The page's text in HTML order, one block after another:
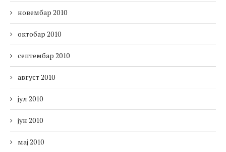
новембар 2010
октобар 2010
септембар 2010
август 2010
јул 2010
јун 2010
мај 2010